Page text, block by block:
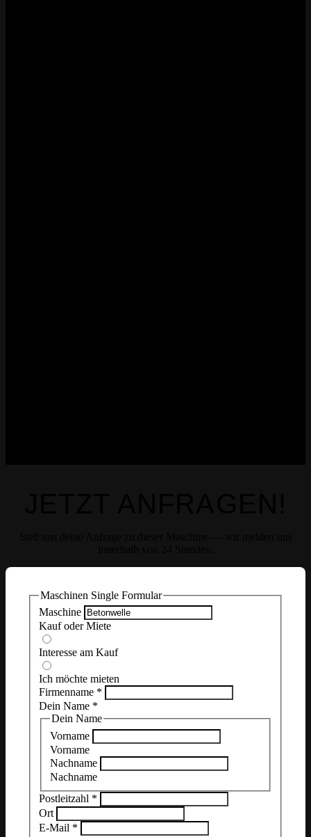
Maschinen Single Formular
Maschine
Kauf oder Miete
Interesse am Kauf
Ich möchte mieten
Firmenname *
Dein Name *
Dein Name
Vorname
Vorname
Nachname
Nachname
Postleitzahl *
Ort
E-Mail *